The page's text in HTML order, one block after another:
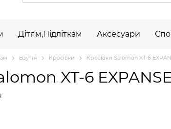
Дітям,Підліткам Аксесуари
Взуття Кросівки Кросівки Salomon XT-6
XT-6